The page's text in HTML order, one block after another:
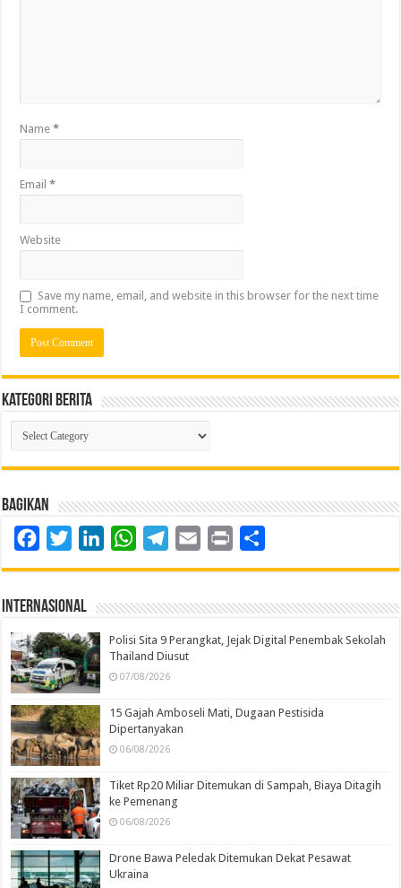
Name*
Email*
Website
Save my name, email, and website in this browser for the next time
I comment.
Kategori Berita
Kategori
Berita
Bagikan
FacebookTwitterLinkedInWhatsAppTelegram
Email Print
Internasional
Polisi Sita 9 Perangkat, Jejak Digital Penembak Sekolah
Thailand Diusut
07/08/2026
15 Gajah Amboseli Mati, Dugaan Pestisida
Dipertanyakan
06/08/2026
Tiket Rp20 Miliar Ditemukan di Sampah, Biaya Ditagih
ke Pemenang
06/08/2026
Drone Bawa Peledak Ditemukan Dekat Pesawat
Ukraina